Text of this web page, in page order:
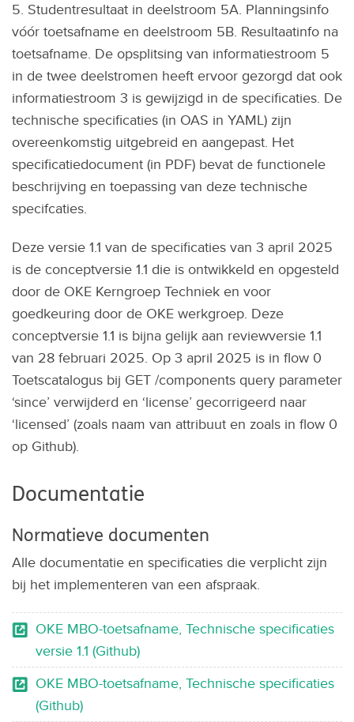
5. Studentresultaat in deelstroom 5A. Planningsinfo
vóór toetsafname en deelstroom 5B. Resultaatinfo na
toetsafname. De opsplitsing van informatiestroom 5
in de twee deelstromen heeft ervoor gezorgd dat ook
informatiestroom 3 is gewijzigd in de specificaties. De
technische specificaties (in OAS in YAML) zijn
overeenkomstig uitgebreid en aangepast. Het
specificatiedocument (in PDF) bevat de functionele
beschrijving en toepassing van deze technische
specifcaties.
Deze versie 1.1 van de specificaties van 3 april 2025
is de conceptversie 1.1 die is ontwikkeld en opgesteld
door de OKE Kerngroep Techniek en voor
goedkeuring door de OKE werkgroep. Deze
conceptversie 1.1 is bijna gelijk aan reviewversie 1.1
van 28 februari 2025. Op 3 april 2025 is in flow 0
Toetscatalogus bij GET /components query parameter
‘since’ verwijderd en ‘license’ gecorrigeerd naar
‘licensed’ (zoals naam van attribuut en zoals in flow 0
op Github).
Documentatie
Normatieve documenten
Alle documentatie en specificaties die verplicht zijn
bij het implementeren van een afspraak.
OKE MBO-toetsafname, Technische specificaties
versie 1.1 (Github)
OKE MBO-toetsafname, Technische specificaties
(Github)